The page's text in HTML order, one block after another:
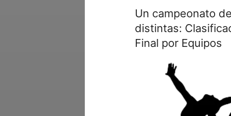
Un campeonato
distintas:
Final por Equipos